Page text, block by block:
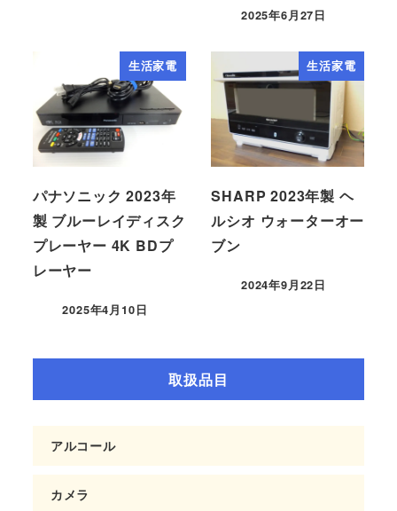
2025年6月27日
生活家電
パナソニック 2023年
製 ブルーレイディスク
プレーヤー 4K BDプ
レーヤー
2025年4月10日
生活家電
SHARP 2023年製 ヘ
ルシオ ウォーターオー
ブン
2024年9月22日
取扱品目
アルコール
カメラ